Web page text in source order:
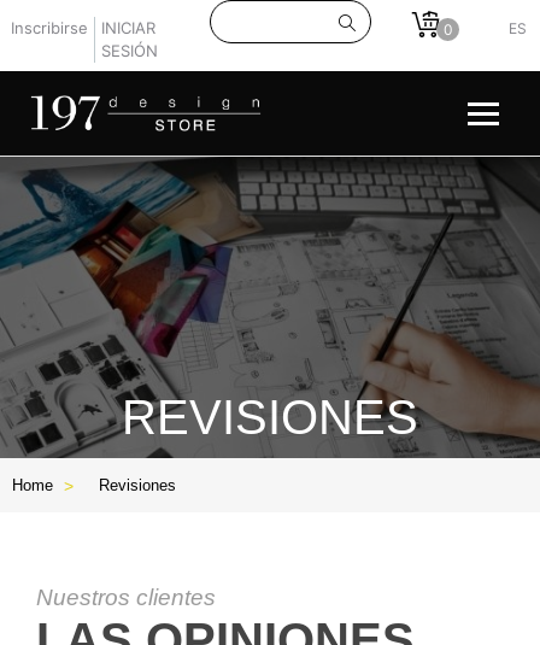
Inscribirse
INICIAR
SESIÓN
0 ES
REVISIONES
Home Revisiones
Nuestros clientes